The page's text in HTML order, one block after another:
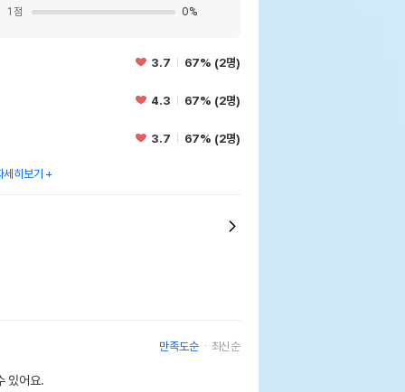
1 점 0%
3.7 67% (2명)
4.3 67% (2명)
3.7 67% (2명)
세히보기
만족도순 최신순
있어요.